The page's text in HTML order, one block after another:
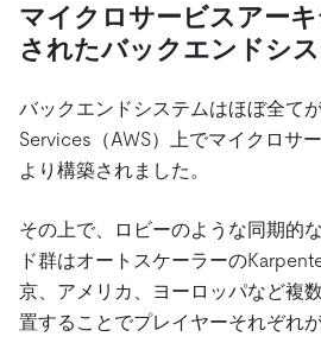
マイクロサービスアー
されたバックエンドシ
バックエンドシステムはほぼ全て
Services（AWS）上でマイクロサ
より構築されました。
その上で、ロビーのような同期的
ド群はオートスケーラーの
京、アメリカ、ヨーロッパなど複
置することでプレイヤーそれぞれ